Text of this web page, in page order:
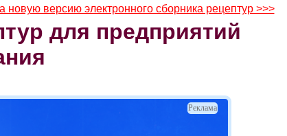
новую версию электронного сборника рецептур >>>
для предприятий
Реклама